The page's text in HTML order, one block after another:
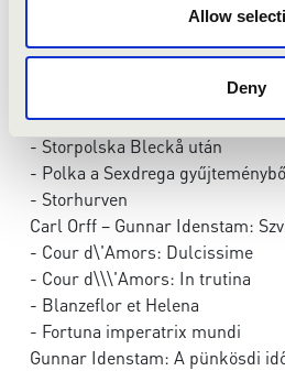
Allow
Deny
- Esküvői menet az Älvdalen-ből
- Storpolska Bleckå után
- Polka a Sexdrega
- Storhurven
Carl Orff – Gunnar Idenstam:
- Cour d\'Amors: Dulcissime
- Cour d\\\'Amors: In trutina
- Blanzeflor et Helena
- Fortuna imperatrix mundi
Gunnar Idenstam: A pünkösdi